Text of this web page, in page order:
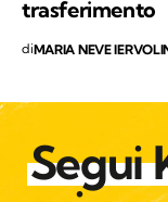
trasferimento
diMARIA NEVE
Segui